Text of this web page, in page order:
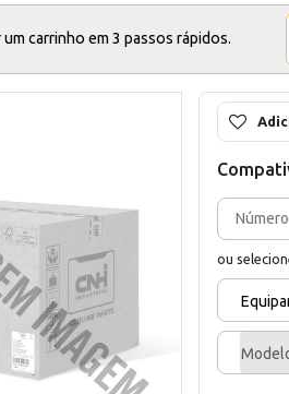
carrinho em 3 passos rápidos.
ou